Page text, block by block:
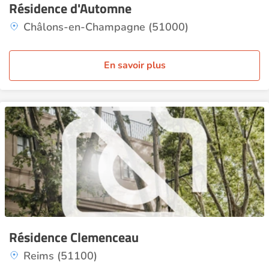
Résidence d'Automne
Châlons-en-Champagne (51000)
En savoir plus
Résidence Clemenceau
Reims (51100)